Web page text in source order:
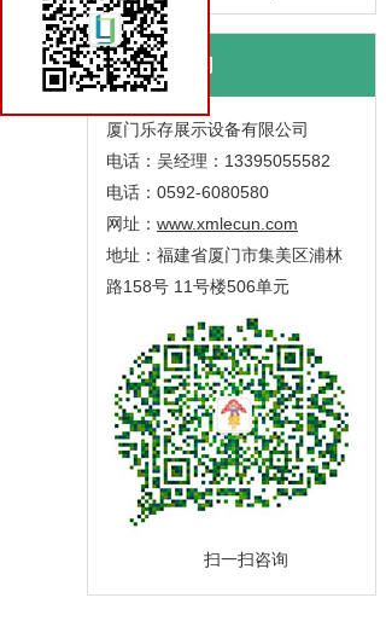
联系我们
厦门乐存展示设备有限公司
电话：吴经理：13395055582
电话：0592-6080580
网址： www.xmlecun.com
地址：福建省厦门市集美区浦林
路158号 11号楼506单元
扫一扫咨询